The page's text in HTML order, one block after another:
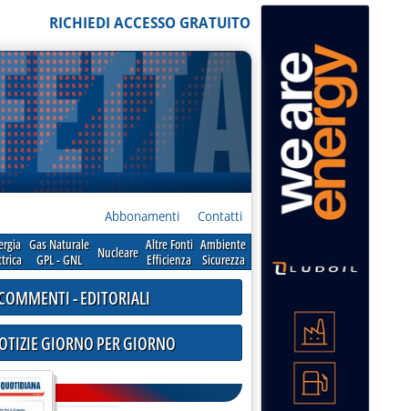
RICHIEDI ACCESSO GRATUITO
Abbonamenti Contatti
Gas Naturale
GPL - GNL
Nucleare Altre Fonti
Efficienza
Ambiente
Sicurezza
- EDITORIALI
GIORNO PER GIORNO